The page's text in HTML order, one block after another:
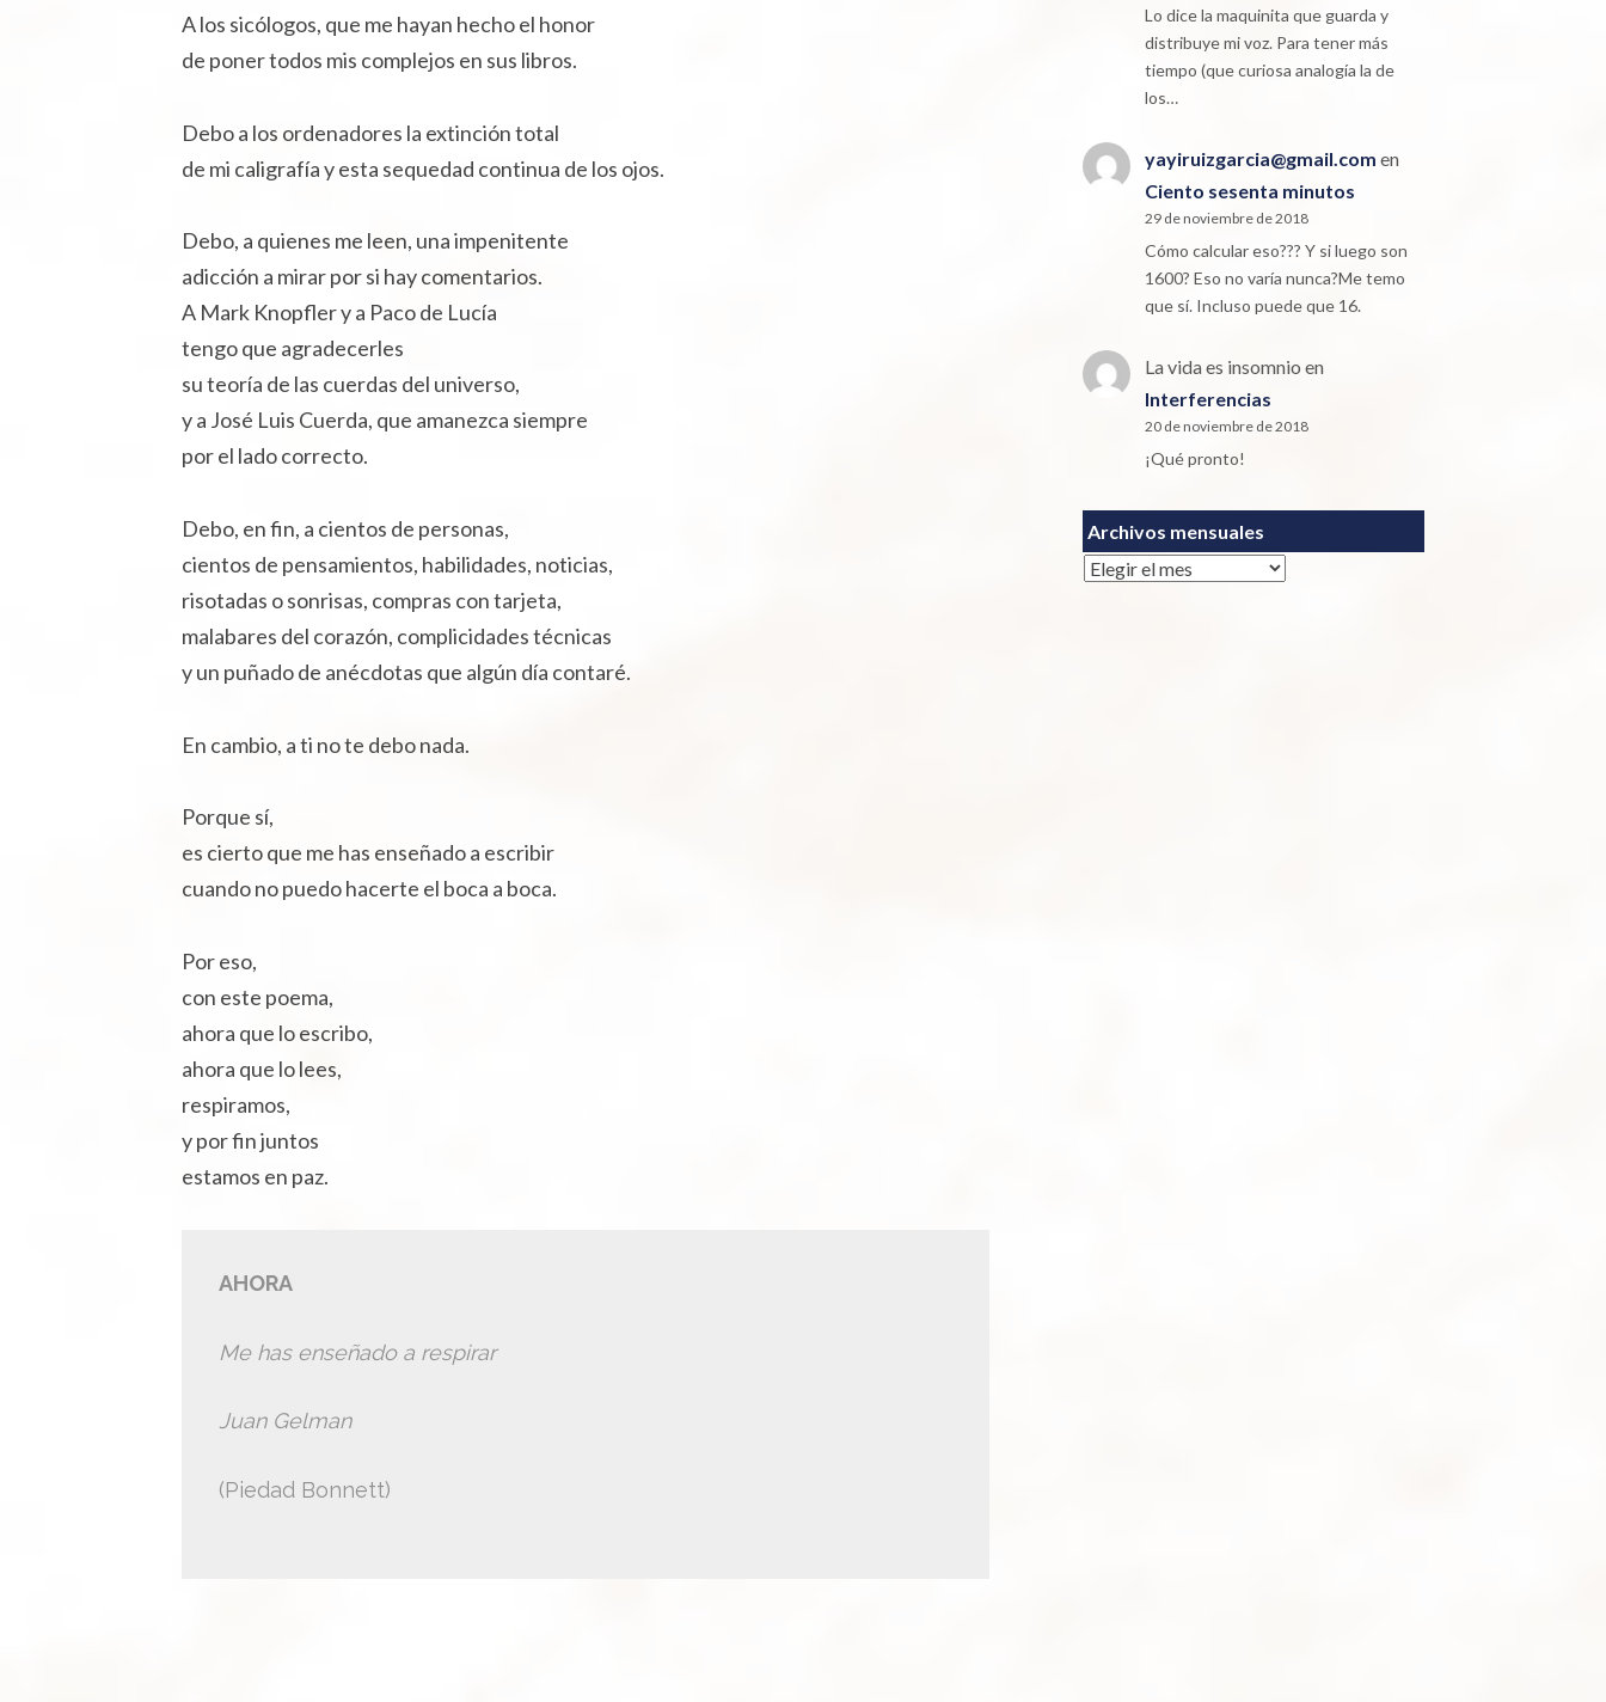
A los sicólogos, que me hayan hecho el honor
de poner todos mis complejos en sus libros.
Debo a los ordenadores la extinción total
de mi caligrafía y esta sequedad continua de los ojos.
Debo, a quienes me leen, una impenitente
adicción a mirar por si hay comentarios.
A Mark Knopfler y a Paco de Lucía
tengo que agradecerles
su teoría de las cuerdas del universo,
y a José Luis Cuerda, que amanezca siempre
por el lado correcto.
Debo, en fin, a cientos de personas,
cientos de pensamientos, habilidades, noticias,
risotadas o sonrisas, compras con tarjeta,
malabares del corazón, complicidades técnicas
y un puñado de anécdotas que algún día contaré.
En cambio, a ti no te debo nada.
Porque sí,
es cierto que me has enseñado a escribir
cuando no puedo hacerte el boca a boca.
Por eso,
con este poema,
ahora que lo escribo,
ahora que lo lees,
respiramos,
y por fin juntos
estamos en paz.
AHORA
Me has enseñado a respirar
Juan Gelman
(Piedad Bonnett)
Lo dice la maquinita que guarda y
distribuye mi voz. Para tener más
tiempo (que curiosa analogía la de
los…
yayiruizgarcia@gmail.com en
Ciento sesenta minutos
29 de noviembre de 2018
Cómo calcular eso??? Y si luego son
1600? Eso no varía nunca?Me temo
que sí. Incluso puede que 16.
La vida es insomnio en
Interferencias
20 de noviembre de 2018
¡Qué pronto!
Archivos mensuales
Archivos